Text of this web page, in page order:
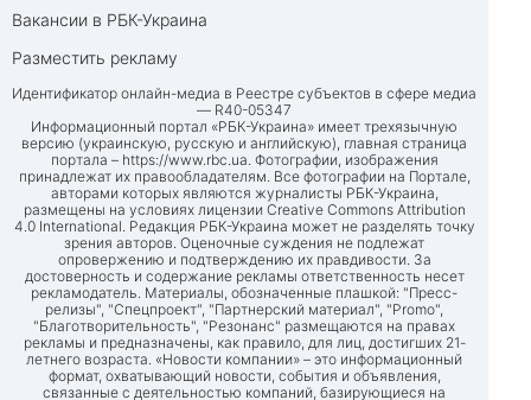
Вакансии в РБК-Украина
Разместить рекламу
Идентификатор онлайн-медиа в Реестре субъектов в сфере медиа
— R40-05347
Информационный портал «РБК-Украина» имеет трехязычную
версию (украинскую, русскую и английскую), главная страница
портала – https://www.rbc.ua. Фотографии, изображения
принадлежат их правообладателям. Все фотографии на Портале,
авторами которых являются журналисты РБК-Украина,
размещены на условиях лицензии Creative Commons Attribution
4.0 International. Редакция РБК-Украина может не разделять точку
зрения авторов. Оценочные суждения не подлежат
опровержению и подтверждению их правдивости. За
достоверность и содержание рекламы ответственность несет
рекламодатель. Материалы, обозначенные плашкой: "Пресс-
релизы", "Спецпроект", "Партнерский материал", "Promo",
"Благотворительность", "Резонанс" размещаются на правах
рекламы и предназначены, как правило, для лиц, достигших 21-
летнего возраста. «Новости компании» – это информационный
формат, охватывающий новости, события и объявления,
связанные с деятельностью компаний, базирующиеся на